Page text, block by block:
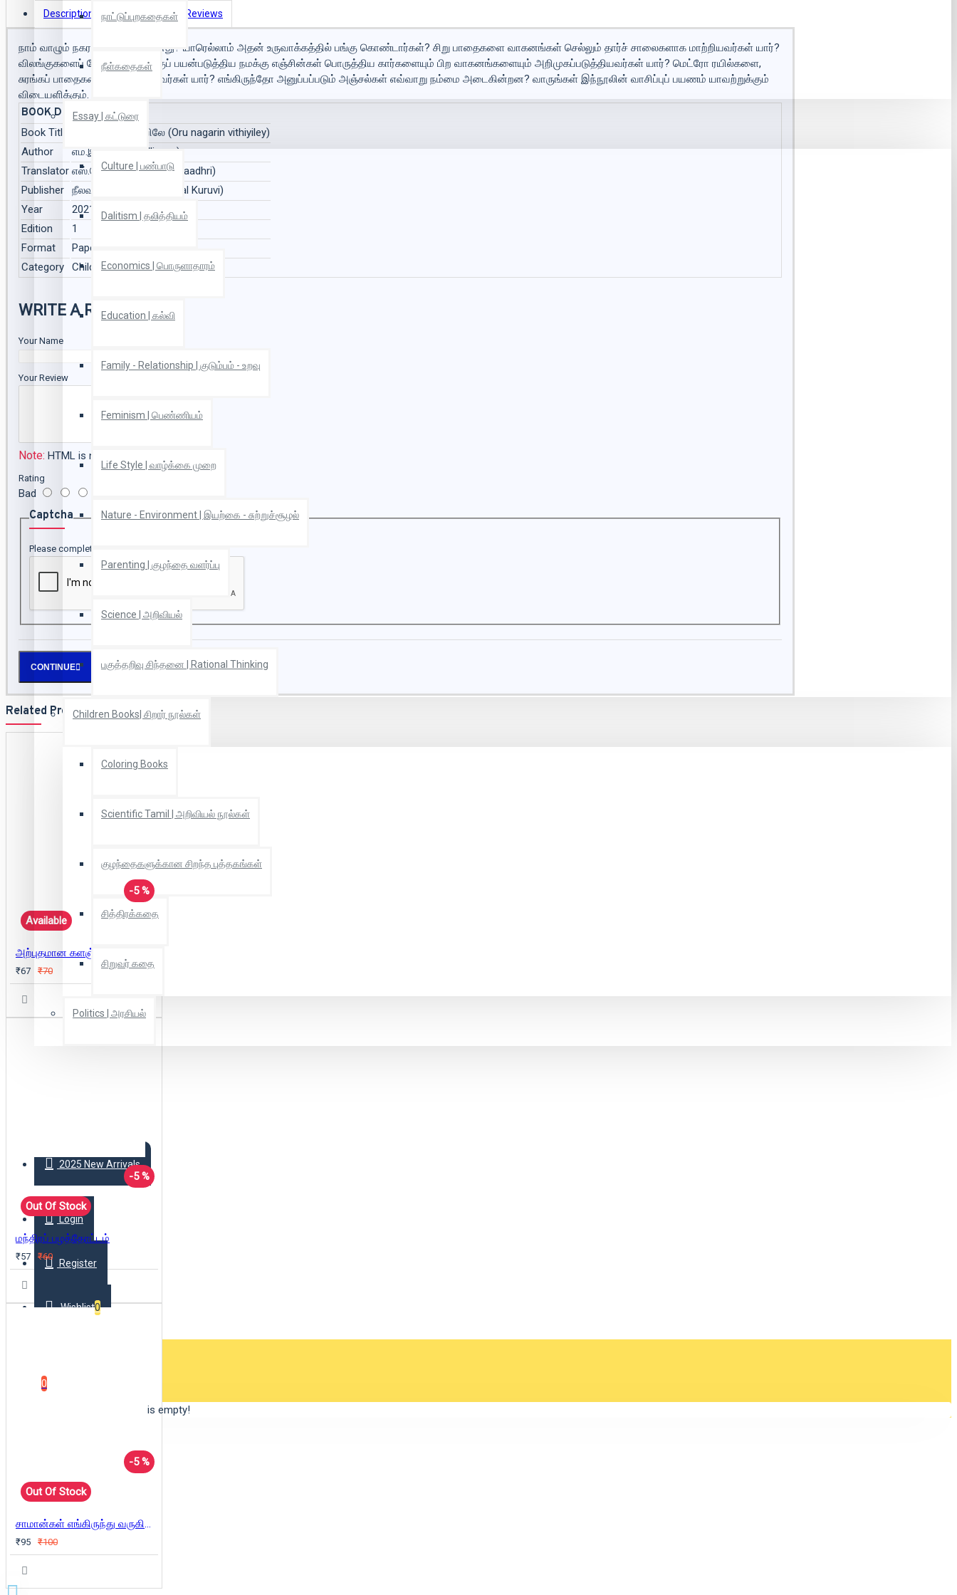
நாட்டுப்புறகதைகள்
நீள்கதைகள்
Essay | கட்டுரை
Culture | பண்பாடு
Dalitism | தலித்தியம்
Economics | பொருளாதாரம்
Education | கல்வி
Family - Relationship | குடும்பம் - உறவு
Feminism | பெண்ணியம்
Life Style | வாழ்க்கை முறை
Nature - Environment | இயற்கை - சுற்றுச்சூழல்
Parenting | குழந்தை வளர்ப்பு
Science | அறிவியல்
பகுத்தறிவு சிந்தனை | Rational Thinking
Children Books| சிறார் நூல்கள்
Coloring Books
Scientific Tamil | அறிவியல் நூல்கள்
குழந்தைகளுக்கான சிறந்த புத்தகங்கள்
சித்திரக்கதை
சிறுவர் கதை
Politics | அரசியல்
2025 New Arrivals
Login
Register
Wishlist0
0
Your shopping cart is empty!
Description Book Details Reviews
நாம் வாழும் நகரம் எப்படி உருவானது? யாரெல்லாம் அதன் உருவாக்கத்தில் பங்கு கொண்டார்கள்? சிறு பாதைகளை வாகனங்கள் செல்லும் தார்ச் சாலைகளாக மாற்றியவர்கள் யார்?
விலங்குகளைப் போக்குவரத்துக்குப் பயன்படுத்திய நமக்கு எஞ்சின்கள் பொருத்திய கார்களையும் பிற வாகனங்களையும் அறிமுகப்படுத்தியவர்கள் யார்? மெட்ரோ ரயில்களை,
சுரங்கப் பாதைகளை உருவாக்கியவர்கள் யார்? எங்கிருந்தோ அனுப்பப்படும் அஞ்சல்கள் எவ்வாறு நம்மை அடைகின்றன? வாருங்கள் இந்நூலின் வாசிப்புப் பயணம் யாவற்றுக்கும்
விடையளிக்கும்.
BOOK DETAILS
Book Title
ஒரு நகரின் வீதியிலே (Oru nagarin vithiyiley)
Author
எம்.இலியீன் (Em.Iliyeen)
Translator எஸ்.தோதாத்ரி (Es.Thodhaadhri)
Publisher
நீலவால் குருவி (Neelavaal Kuruvi)
Year
2021
Edition
1
Format
Paper Back
Category
Children Books| சிறார் நூல்கள்
WRITE A REVIEW
Your Name
Your Review
Note: HTML is not translated!
Rating
Bad
Captcha
Please complete the captcha validation below
CONTINUE
Related Products
-5 %
Available
அற்புதமான களஞ்சியம்
₹67 ₹70
-5 %
Out Of Stock
மந்திரப் பழத்தோட்டம்
₹57 ₹60
-5 %
Out Of Stock
சாமான்கள் எங்கிருந்து வருகின்றன?
₹95 ₹100